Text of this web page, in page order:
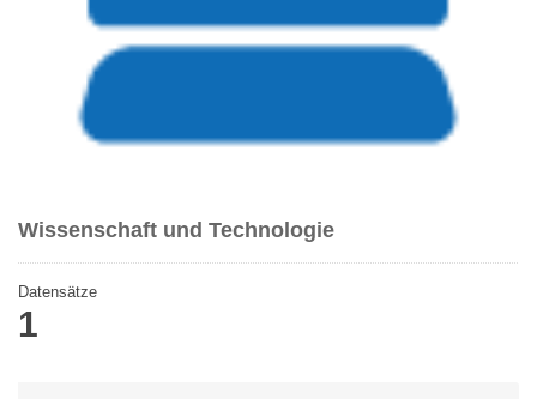
Wissenschaft und Technologie
Datensätze
1